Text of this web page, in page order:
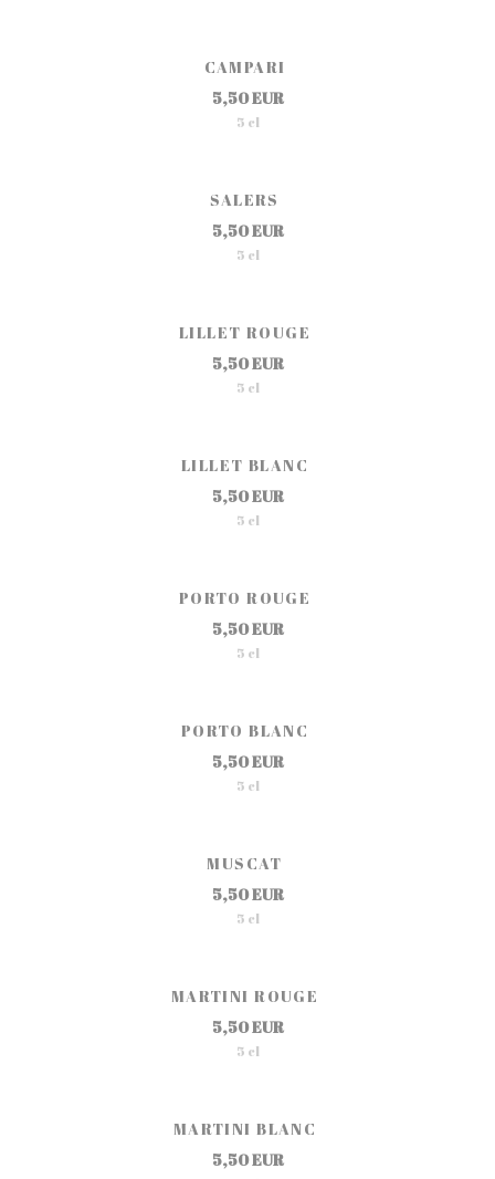
CAMPARI
5,50 EUR
5 cl
SALERS
5,50 EUR
5 cl
LILLET ROUGE
5,50 EUR
5 cl
LILLET BLANC
5,50 EUR
5 cl
PORTO ROUGE
5,50 EUR
5 cl
PORTO BLANC
5,50 EUR
5 cl
MUSCAT
5,50 EUR
5 cl
MARTINI ROUGE
5,50 EUR
5 cl
MARTINI BLANC
5,50 EUR